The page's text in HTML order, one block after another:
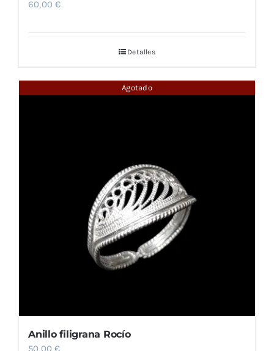
60,00€
Detalles
Agotado
Anillo filigrana Rocío
50,00€